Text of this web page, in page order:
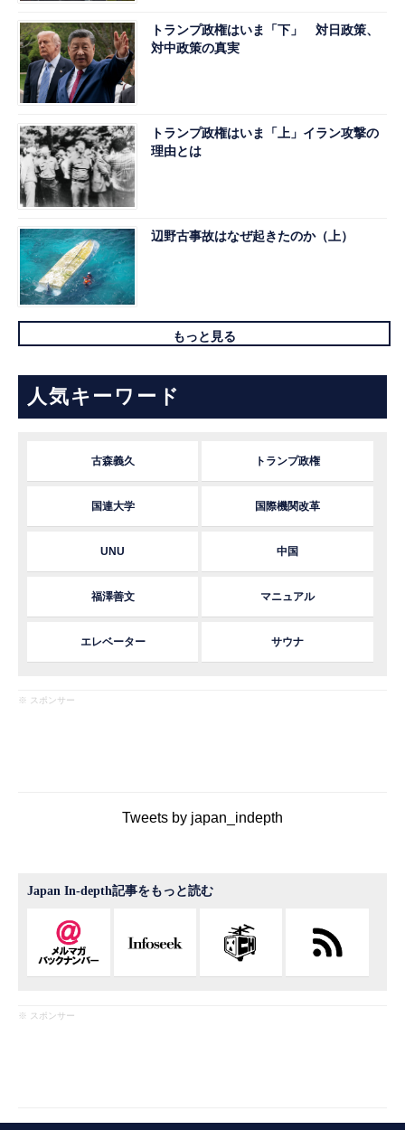
トランプ政権はいま「下」 対日政策、
対中政策の真実
トランプ政権はいま「上」イラン攻撃の
理由とは
辺野古事故はなぜ起きたのか（上）
もっと見る
人気キーワード
古森義久 トランプ政権
国連大学 国際機関改革
UNU 中国
福澤善文 マニュアル
エレベーター サウナ
※ スポンサー
Tweets by japan_indepth
Japan In-depth記事をもっと読む
※ スポンサー